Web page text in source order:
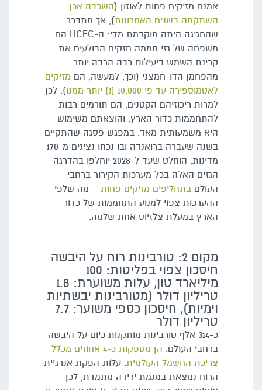
אמנם מזיקים פחות לאוזון (השכבה אכן
השתקמה בשנים האחרונות), אך מתברר
שהחגיגה היתה מוקדמת מדי: ה-HCFC הם
משפחה של גזי חממה חזקים הבולעים את
קרינת השמש ביעילות רבה הרבה יותר
מהפחמן הדו-חמצני (וכך, למעשה, הם מזיקים
לאטמוספירה עד פי 10,000 (!) יותר ממנו
). לכן
למרות ריכוזיהם הקטנים, הם תורמים רבות
להתחממות כדור הארץ, והוצאתם משימוש
היא משמעותית מאד. במפגש פסגה שהתקיים
בשנה שעברה ברואנדה ובו נכחו נציגים מ-170
מדינות, הוחלט שעד ל-2028 יוחלפו בהדרגה
הגזים האלה בכל מערכות הקירור ברחבי
העולם בתחליפים מזיקים פחות – מה שלפי
ההערכות צפוי למנוע התחממות של כדור
הארץ במעלת צלזיוס אחת שלמה.
מקום 2: טורבינות רוח על היבשה
חיסכון צפוי בפליטות: 100
מיליארד טון, עלות משוערת: 1.8
טריליון דולר (מטורבינות יבשתיות
וימיות), חיסכון כספי משוער: 7.7
טריליון דולר
כ-314 אלף טורבינות מותקנות כיום על היבשה
ברחבי העולם.
הן מספקות כ-4 אחוזים מכלל
צריכת החשמל העולמית. עלות הפקת אנרגיית
הרוח נמצאת במגמת ירידה מתמדת, לכן